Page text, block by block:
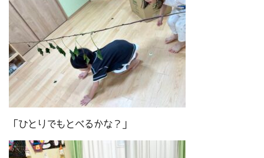
「ひとりでもとべるかな？」